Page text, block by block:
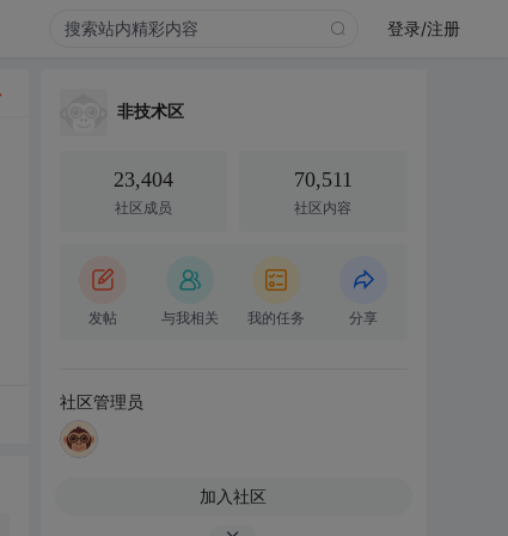
登录/注册
非技术区
23,404
社区成员
70,511
社区内容
发帖 与我相关 我的任务 分享
社区管理员
加入社区